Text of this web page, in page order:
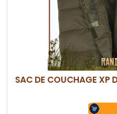
SAC DE COUCHAGE XP